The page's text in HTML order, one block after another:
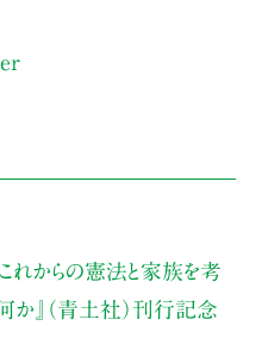
これからの憲法と家族を考
か』（青土社）刊行記念